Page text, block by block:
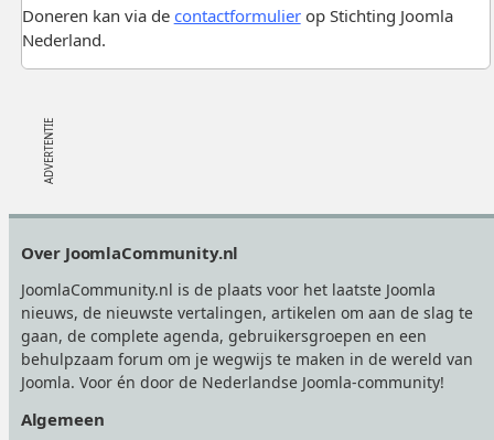
Doneren kan via de contactformulierop Stichting Joomla
Nederland.
Over JoomlaCommunity.nl
JoomlaCommunity.nl is de plaats voor het laatste Joomla
nieuws, de nieuwste vertalingen, artikelen om aan de slag te
gaan, de complete agenda, gebruikersgroepen en een
behulpzaam forum om je wegwijs te maken in de wereld van
Joomla. Voor én door de Nederlandse Joomla-community!
Algemeen